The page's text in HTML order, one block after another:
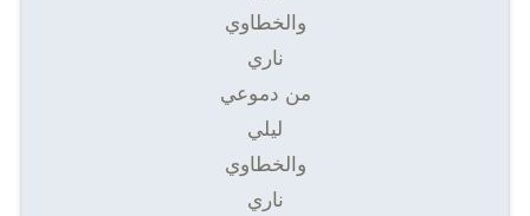
والخطاوي
ناري
من دموعي
ليلي
والخطاوي
ناري